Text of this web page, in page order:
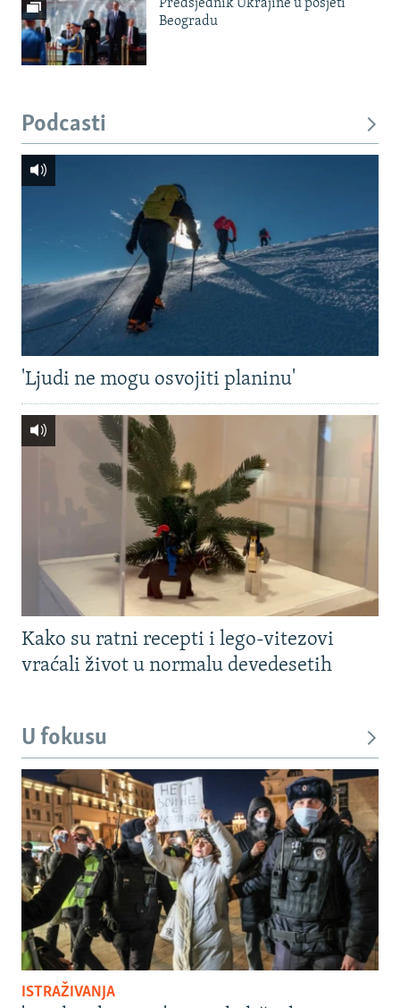
Predsjednik Ukrajine u posjeti
Beogradu
Podcasti
'Ljudi ne mogu osvojiti planinu'
Kako su ratni recepti i lego-vitezovi
vraćali život u normalu devedesetih
U fokusu
ISTRAŽIVANJA